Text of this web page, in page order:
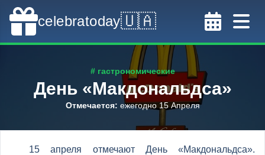
celebratoday🇺🇦
# гастрономические
День «Макдональдса»
Отмечается: ежегодно 15 Апреля
15 апреля отмечают День «Макдональдса».